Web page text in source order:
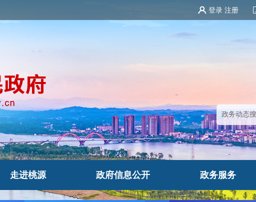
登录 注册
走进桃源 政府信息公开 政务服务